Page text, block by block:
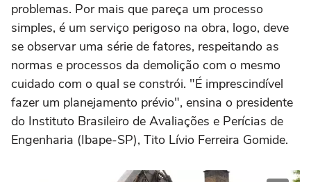
problemas. Por mais que pareça um processo
simples, é um serviço perigoso na obra, logo, deve
se observar uma série de fatores, respeitando as
normas e processos da demolição com o mesmo
cuidado com o qual se constrói. "É imprescindível
fazer um planejamento prévio", ensina o presidente
do Instituto Brasileiro de Avaliações e Perícias de
Engenharia (Ibape-SP), Tito Lívio Ferreira Gomide.